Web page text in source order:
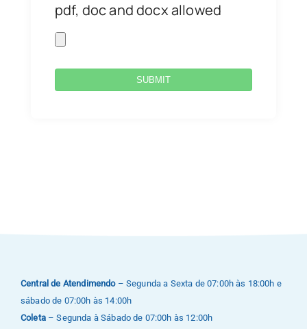
pdf, doc and docx allowed
SUBMIT
Central de Atendimendo– Segunda a Sexta de 07:00h às 18:00h e
sábado de 07:00h às 14:00h
Coleta– Segunda à Sábado de 07:00h às 12:00h